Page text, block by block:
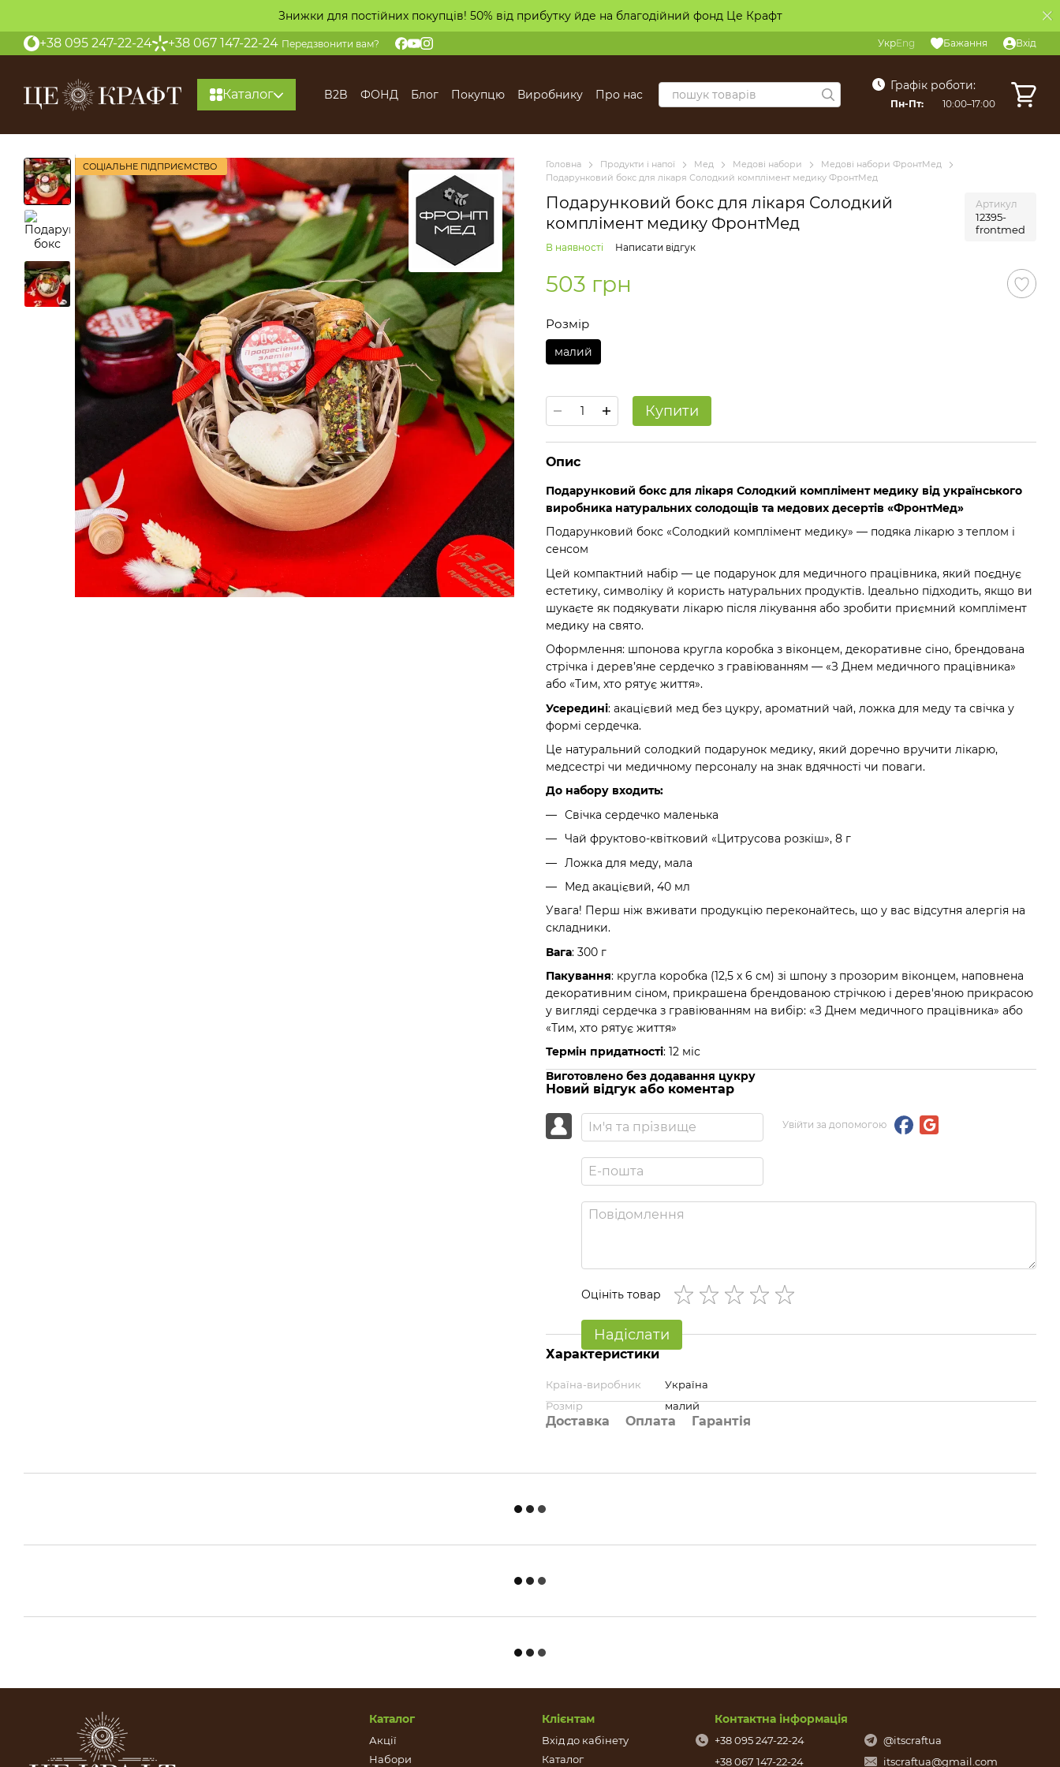
Знижки для постійних покупців! 50% від прибутку йде на благодійний фонд Це Крафт
+38 095 247-22-24 +38 067 147-22-24 Передзвонити вам? УкрEng Бажання Вхід
Каталог B2B ФОНД Блог Покупцю Виробнику Про нас
Графік роботи:
Пн-Пт: 10:00–17:00
СОЦІАЛЬНЕ ПІДПРИЄМСТВО Головна Продукти і напої Мед Медові набори
Медові набори ФронтМед
Подарунковий бокс для лікаря Солодкий комплімент медику ФронтМед
Подарунковий бокс для лікаря Солодкий
комплімент медику ФронтМед
Артикул
12395-
frontmed
В наявності Написати відгук
503 грн
Розмір
малий
Купити
Опис
Подарунковий бокс для лікаря Солодкий комплімент медику від українського
виробника натуральних солодощів та медових десертів «ФронтМед»
Подарунковий бокс «Солодкий комплімент медику» — подяка лікарю з теплом і
сенсом
Цей компактний набір — це подарунок для медичного працівника, який поєднує
естетику, символіку й користь натуральних продуктів. Ідеально підходить, якщо ви
шукаєте як подякувати лікарю після лікування або зробити приємний комплімент
медику на свято.
Оформлення: шпонова кругла коробка з віконцем, декоративне сіно, брендована
стрічка і дерев’яне сердечко з гравіюванням — «З Днем медичного працівника»
або «Тим, хто рятує життя».
Усередині: акацієвий мед без цукру, ароматний чай, ложка для меду та свічка у
формі сердечка.
Це натуральний солодкий подарунок медику, який доречно вручити лікарю,
медсестрі чи медичному персоналу на знак вдячності чи поваги.
До набору входить:
Свічка сердечко маленька
Чай фруктово-квітковий «Цитрусова розкіш», 8 г
Ложка для меду, мала
Мед акацієвий, 40 мл
Увага! Перш ніж вживати продукцію переконайтесь, що у вас відсутня алергія на
складники.
Вага: 300 г
Пакування: кругла коробка (12,5 х 6 см) зі шпону з прозорим віконцем, наповнена
декоративним сіном, прикрашена брендованою стрічкою і дерев'яною прикрасою
у вигляді сердечка з гравіюванням на вибір: «З Днем медичного працівника» або
«Тим, хто рятує життя»
Термін придатності: 12 міс
Виготовлено без додавання цукру
Новий відгук або коментар
Увійти за допомогою
Оцініть товар
Надіслати
Характеристики
Країна-виробник
Україна
Розмір
малий
Доставка Оплата Гарантія
Каталог
Акції
Набори
Клієнтам
Вхід до кабінету
Каталог
Контактна інформація
+38 095 247-22-24
+38 067 147-22-24
@itscraftua
itscraftua@gmail.com